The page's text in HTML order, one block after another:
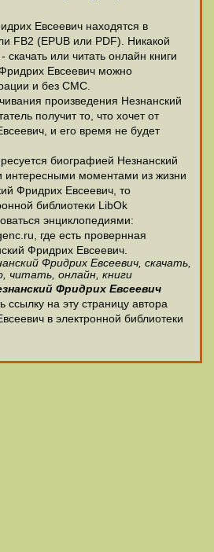
Евсеевич находятся в
FB2 (EPUB или PDF). Никакой
скачать или читать онлайн книги
Евсеевич можно
и без СМС.
произведения Незнанский
получит то, что хочет от
и его время не будет
биографией Незнанский
интересными моментами из жизни
Фридрих Евсеевич, то
библиотеки LibOk
энциклопедиями:
где есть провернная
Фридрих Евсеевич.
Фридрих Евсеевич, скачать,
читать, онлайн, книги
Фридрих Евсеевич
ссылку на эту страницу автора
в электронной библиотеки